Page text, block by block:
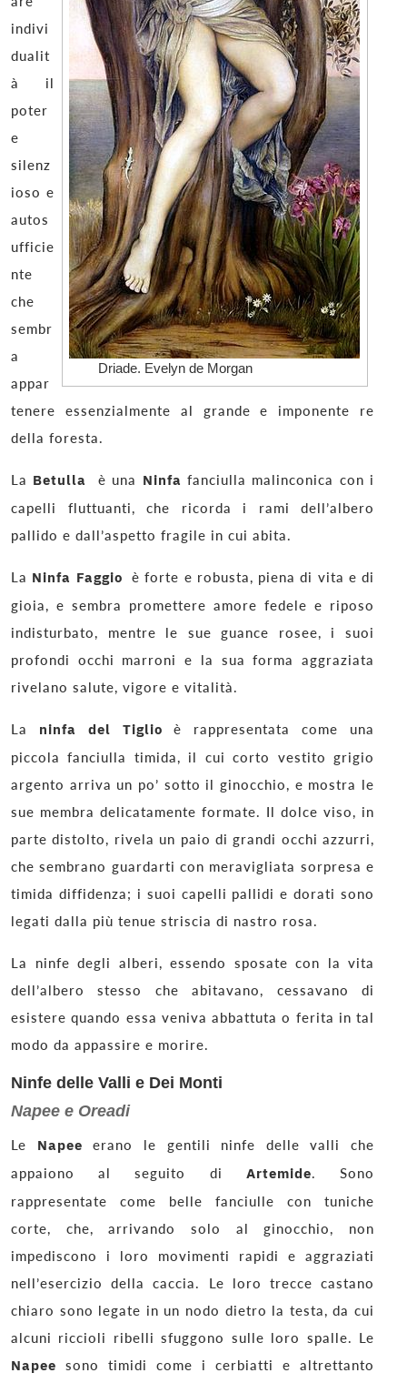
Driade. Evelyn de Morgan
indivi
dualit
à il
poter
e
silenz
ioso e
autos
ufficie
nte
che
sembr
a
appar
tenere essenzialmente al grande e imponente re
della foresta.
La Betulla è una Ninfa fanciulla malinconica con i
capelli fluttuanti, che ricorda i rami dell’albero
pallido e dall’aspetto fragile in cui abita.
La Ninfa Faggio è forte e robusta, piena di vita e di
gioia, e sembra promettere amore fedele e riposo
indisturbato, mentre le sue guance rosee, i suoi
profondi occhi marroni e la sua forma aggraziata
rivelano salute, vigore e vitalità.
La ninfa del Tiglio è rappresentata come una
piccola fanciulla timida, il cui corto vestito grigio
argento arriva un po’ sotto il ginocchio, e mostra le
sue membra delicatamente formate. Il dolce viso, in
parte distolto, rivela un paio di grandi occhi azzurri,
che sembrano guardarti con meravigliata sorpresa e
timida diffidenza; i suoi capelli pallidi e dorati sono
legati dalla più tenue striscia di nastro rosa.
La ninfe degli alberi, essendo sposate con la vita
dell’albero stesso che abitavano, cessavano di
esistere quando essa veniva abbattuta o ferita in tal
modo da appassire e morire.
Ninfe delle Valli e Dei Monti
Napee e Oreadi
Le Napee erano le gentili ninfe delle valli che
appaiono al seguito di Artemide. Sono
rappresentate come belle fanciulle con tuniche
corte, che, arrivando solo al ginocchio, non
impediscono i loro movimenti rapidi e aggraziati
nell’esercizio della caccia. Le loro trecce castano
chiaro sono legate in un nodo dietro la testa, da cui
alcuni riccioli ribelli sfuggono sulle loro spalle. Le
Napee sono timidi come i cerbiatti e altrettanto